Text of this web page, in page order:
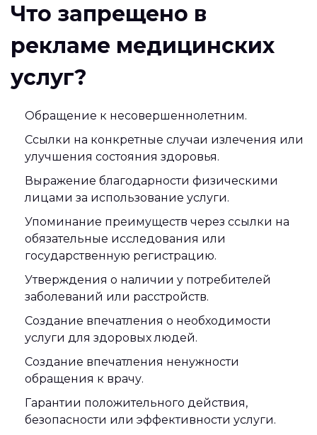
Что запрещено в
рекламе медицинских
услуг?
Обращение к несовершеннолетним.
Ссылки на конкретные случаи излечения или
улучшения состояния здоровья.
Выражение благодарности физическими
лицами за использование услуги.
Упоминание преимуществ через ссылки на
обязательные исследования или
государственную регистрацию.
Утверждения о наличии у потребителей
заболеваний или расстройств.
Создание впечатления о необходимости
услуги для здоровых людей.
Создание впечатления ненужности
обращения к врачу.
Гарантии положительного действия,
безопасности или эффективности услуги.